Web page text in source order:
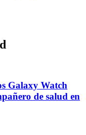
Galaxy Watch
de salud en